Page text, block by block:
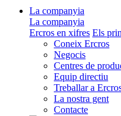
La companyia
La companyia
Ercros en xifres Els
Coneix Ercros
Negocis
Centres de
Equip directiu
Treballar a
La nostra gent
Contacte